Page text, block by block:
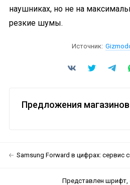
наушниках, но не на
резкие шумы.
Источник:
Предложения магазинов
Samsung Forward в цифрах: сервис смартфонов по
Представлен шрифт,